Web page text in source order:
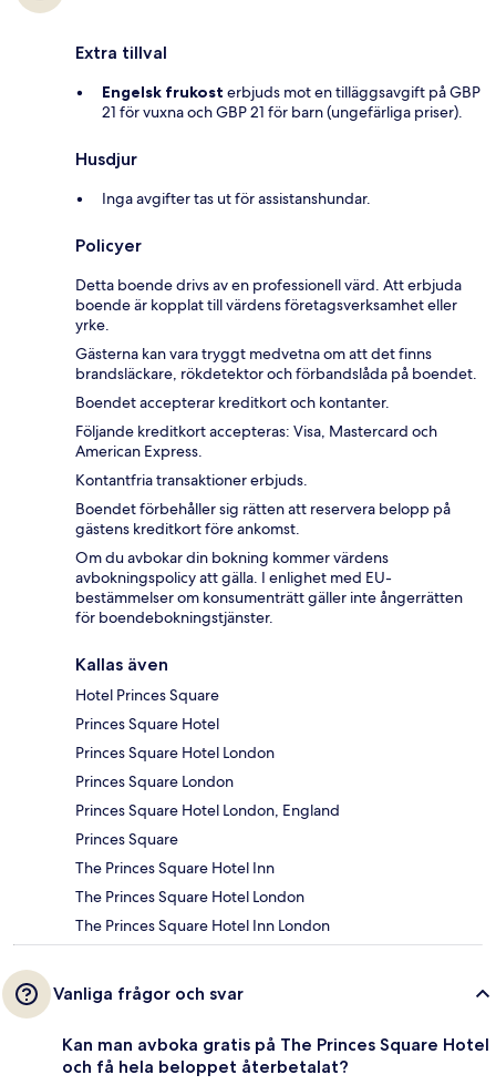
Extra tillval
Engelsk frukost erbjuds mot en tilläggsavgift på GBP
21 för vuxna och GBP 21 för barn (ungefärliga priser).
Husdjur
Inga avgifter tas ut för assistanshundar.
Policyer
Detta boende drivs av en professionell värd. Att erbjuda
boende är kopplat till värdens företagsverksamhet eller
yrke.
Gästerna kan vara tryggt medvetna om att det finns
brandsläckare, rökdetektor och förbandslåda på boendet.
Boendet accepterar kreditkort och kontanter.
Följande kreditkort accepteras: Visa, Mastercard och
American Express.
Kontantfria transaktioner erbjuds.
Boendet förbehåller sig rätten att reservera belopp på
gästens kreditkort före ankomst.
Om du avbokar din bokning kommer värdens
avbokningspolicy att gälla. I enlighet med EU-
bestämmelser om konsumenträtt gäller inte ångerrätten
för boendebokningstjänster.
Kallas även
Hotel Princes Square
Princes Square Hotel
Princes Square Hotel London
Princes Square London
Princes Square Hotel London, England
Princes Square
The Princes Square Hotel Inn
The Princes Square Hotel London
The Princes Square Hotel Inn London
Vanliga frågor och svar
Kan man avboka gratis på The Princes Square Hotel
och få hela beloppet återbetalat?